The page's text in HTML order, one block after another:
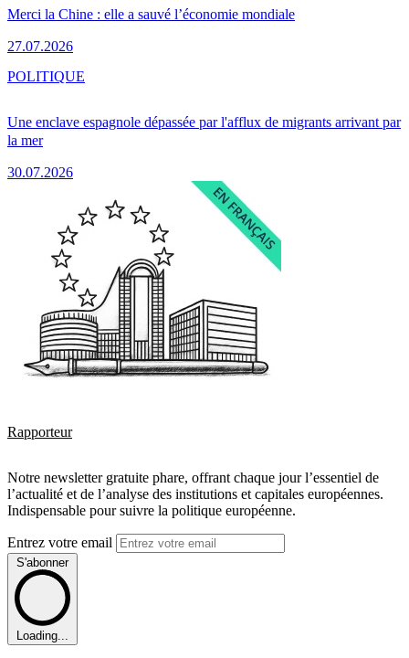
Merci la Chine : elle a sauvé l’économie mondiale
27.07.2026
Une enclave espagnole dépassée par l'afflux de migrants arrivant par
la mer
30.07.2026
POLITIQUE
Rapporteur
Notre newsletter gratuite phare, offrant chaque jour l’essentiel de
l’actualité et de l’analyse des institutions et capitales européennes.
Indispensable pour suivre la politique européenne.
Entrez votre email
S'abonner
Loading...